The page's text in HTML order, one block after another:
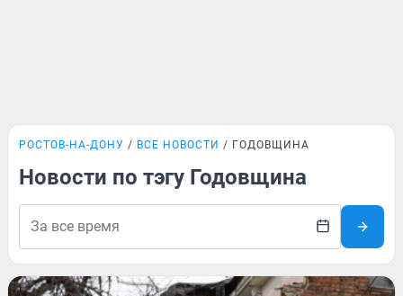
РОСТОВ-НА-ДОНУ ВСЕ НОВОСТИ ГОДОВЩИНА
Новости по тэгу Годовщина